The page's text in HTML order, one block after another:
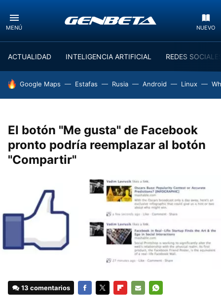
MENÚ NUEVO
ACTUALIDAD INTELIGENCIA ARTIFICIAL REDES
HOY SE HABLA DE
Google Maps Estafas Rusia Android Linux
El botón "Me gusta" de Facebook
pronto podría reemplazar al botón
"Compartir"
13 comentarios